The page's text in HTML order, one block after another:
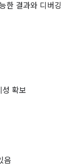
한 결과와 디버깅
확보
음